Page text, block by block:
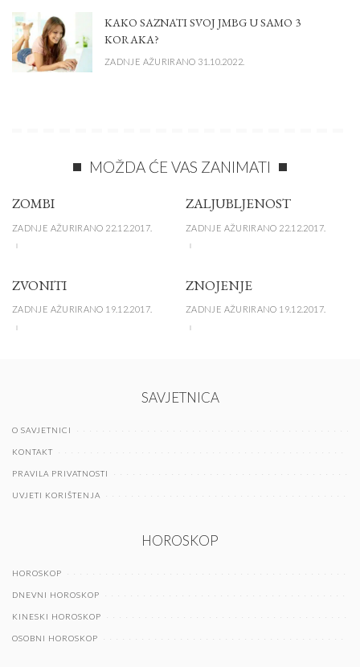
KAKO SAZNATI SVOJ JMBG U SAMO 3
KORAKA?
ZADNJE AŽURIRANO 31.10.2022.
MOŽDA ĆE VAS ZANIMATI
ZOMBI
ZADNJE AŽURIRANO 22.12.2017.
ZALJUBLJENOST
ZADNJE AŽURIRANO 22.12.2017.
ZVONITI
ZADNJE AŽURIRANO 19.12.2017.
ZNOJENJE
ZADNJE AŽURIRANO 19.12.2017.
SAVJETNICA
O SAVJETNICI
KONTAKT
PRAVILA PRIVATNOSTI
UVJETI KORIŠTENJA
HOROSKOP
HOROSKOP
DNEVNI HOROSKOP
KINESKI HOROSKOP
OSOBNI HOROSKOP